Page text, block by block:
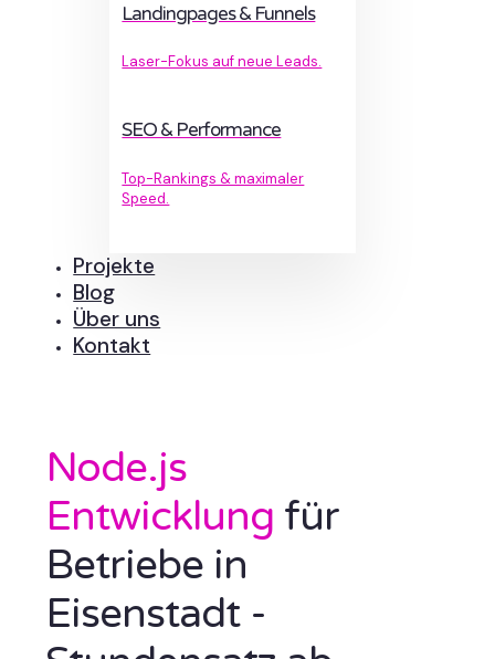
Landingpages & Funnels
Laser-Fokus auf neue Leads.
SEO & Performance
Top-Rankings & maximaler
Speed.
Projekte
Blog
Über uns
Kontakt
Node.js
Entwicklung für
Betriebe in
Eisenstadt -